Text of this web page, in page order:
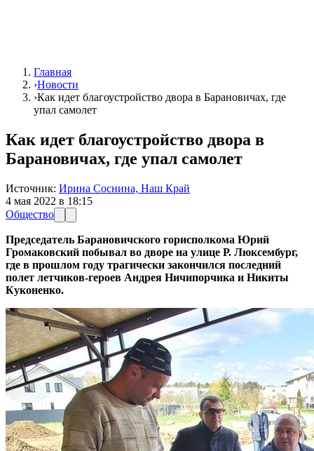
Главная
›Новости
›Как идет благоустройство двора в Барановичах, где
упал самолет
Как идет благоустройство двора в
Барановичах, где упал самолет
Источник: Ирина Соснина, Наш Край
4 мая 2022 в 18:15
Общество
Председатель Барановичского горисполкома Юрий
Громаковский побывал во дворе на улице Р. Люксембург,
где в прошлом году трагически закончился последний
полет летчиков-героев Андрея Ничипорчика и Никиты
Куконенко.